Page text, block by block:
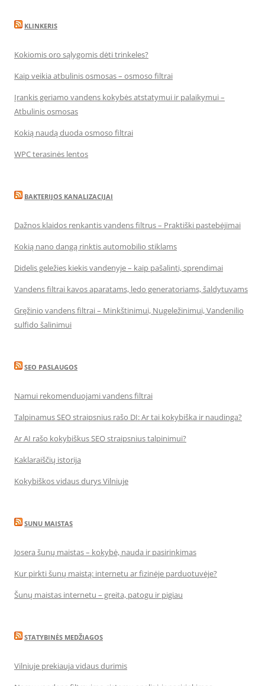
KLINKERIS
Kokiomis oro sąlygomis dėti trinkeles?
Kaip veikia atbulinis osmosas – osmoso filtrai
Įrankis geriamo vandens kokybės atstatymui ir palaikymui –
Atbulinis osmosas
Kokią naudą duoda osmoso filtrai
WPC terasinės lentos
BAKTERIJOS KANALIZACIJAI
Dažnos klaidos renkantis vandens filtrus – Praktiški pastebėjimai
Kokią nano dangą rinktis automobilio stiklams
Didelis geležies kiekis vandenyje – kaip pašalinti, sprendimai
Vandens filtrai kavos aparatams, ledo generatoriams, šaldytuvams
Gręžinio vandens filtrai – Minkštinimui, Nugeležinimui, Vandenilio
sulfido šalinimui
SEO PASLAUGOS
Namui rekomenduojami vandens filtrai
Talpinamus SEO straipsnius rašo DI: Ar tai kokybiška ir naudinga?
Ar AI rašo kokybiškus SEO straipsnius talpinimui?
Kaklaraiščių istorija
Kokybiškos vidaus durys Vilniuje
SUNU MAISTAS
Josera šunų maistas – kokybė, nauda ir pasirinkimas
Kur pirkti šunų maistą: internetu ar fizinėje parduotuvėje?
Šunų maistas internetu – greita, patogu ir pigiau
STATYBINĖS MEDŽIAGOS
Vilniuje prekiauja vidaus durimis